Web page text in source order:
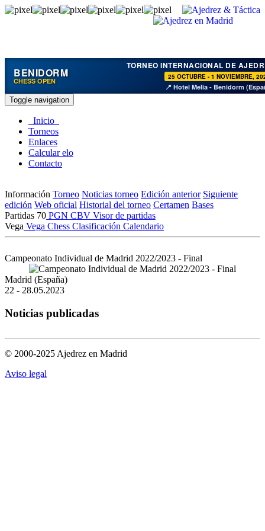
BENIDORM
CHESS OPEN
TORNEO INTERNACIONAL DE
25 OCTUBRE - 1 NOVIEMBRE,
📍 Hotel Melia - Benidorm
Toggle navigation
Inicio
Torneos
Enlaces
Calcular elo
Contacto
Información Torneo Noticias torneo Edición anterior Siguiente
edición Web oficial Historial del torneo Certamen Bases
Partidas 70 PGN CBV Visor de partidas
Vega Vega Chess Clasificación Calendario
Campeonato Individual de Madrid 2022/2023 - Final
Madrid (España)
22 - 28.05.2023
Noticias publicadas
© 2000-2025 Ajedrez en Madrid
Aviso legal